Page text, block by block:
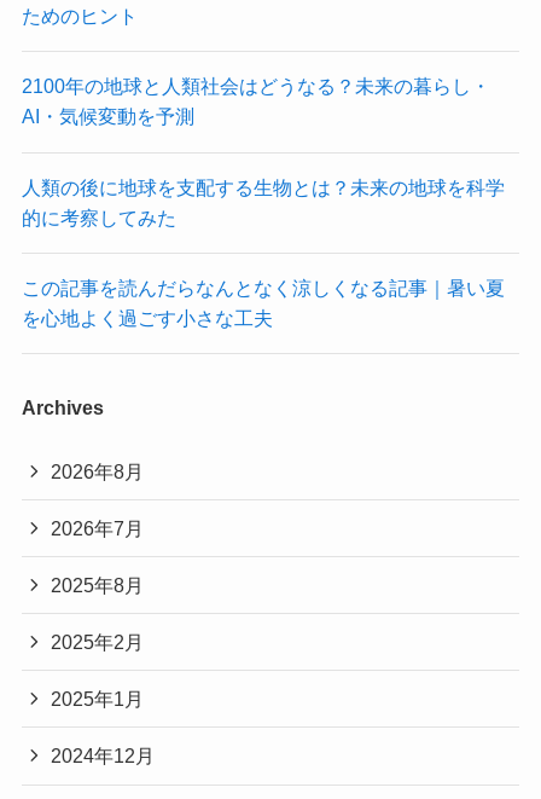
ためのヒント
2100年の地球と人類社会はどうなる？未来の暮らし・
AI・気候変動を予測
人類の後に地球を支配する生物とは？未来の地球を科学
的に考察してみた
この記事を読んだらなんとなく涼しくなる記事｜暑い夏
を心地よく過ごす小さな工夫
Archives
2026年8月
2026年7月
2025年8月
2025年2月
2025年1月
2024年12月